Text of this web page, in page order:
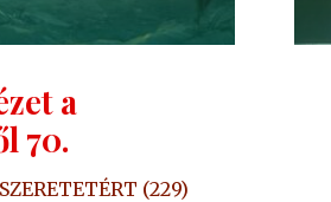
a
70.
(229)